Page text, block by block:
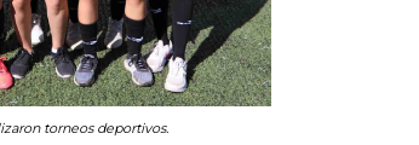
torneos deportivos.